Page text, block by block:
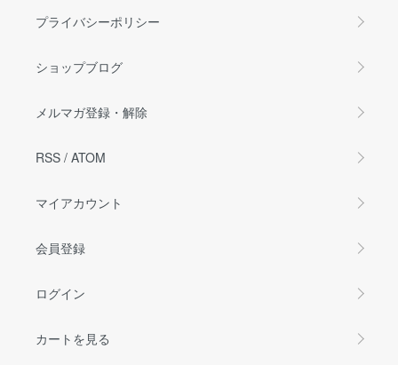
プライバシーポリシー
ショップブログ
メルマガ登録・解除
RSS / ATOM
マイアカウント
会員登録
ログイン
カートを見る